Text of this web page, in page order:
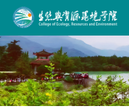
古天乐代言太阳集